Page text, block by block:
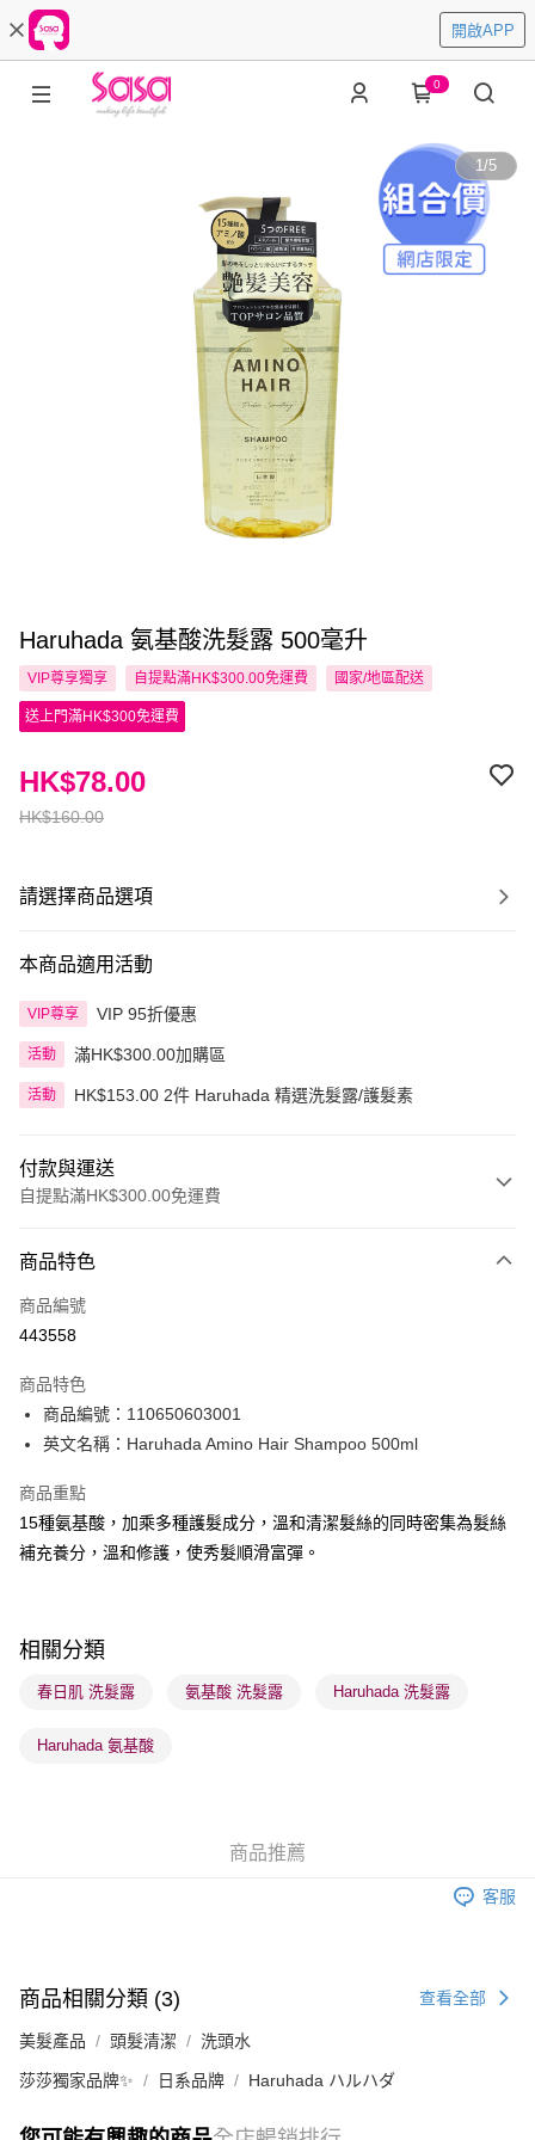
開啟APP
0
1/5
Haruhada 氨基酸洗髮露 500毫升
VIP尊享獨享 自提點滿HK$300.00免運費 國家/地區配送
送上門滿HK$300免運費
HK$160.00
HK$78.00
請選擇商品選項
本商品適用活動
VIP尊享 VIP 95折優惠
活動 滿HK$300.00加購區
活動 HK$153.00 2件 Haruhada 精選洗髮露/護髮素
付款與運送
自提點滿HK$300.00免運費
信用卡
Apple Pay
PayMe
WeChat Pay
BoC Pay
送貨方式
每筆HK$65.00，滿HK$300.00或以上免運費
確認發貨後1-3 工作天送達，訂單將隨機分配至SF順豐速運或京東
(香港門市) 只顯示可選門市。確認發貨後2-5個工作天到店，3天內
取。逾期會取消訂單，並不會安排重寄
商品特色
商品編號
443558
商品特色
商品編號：110650603001
英文名稱：Haruhada Amino Hair Shampoo 500ml
商品重點
15種氨基酸，加乘多種護髮成分，溫和清潔髮絲的同時密集為髮絲
補充養分，溫和修護，使秀髮順滑富彈。
相關分類
春日肌 洗髮露 氨基酸 洗髮露 Haruhada 洗髮露
Haruhada 氨基酸
商品推薦
客服
商品相關分類 (3) 查看全部
美髮產品 頭髮清潔 洗頭水
莎莎獨家品牌✨ 日系品牌 Haruhada ハルハダ